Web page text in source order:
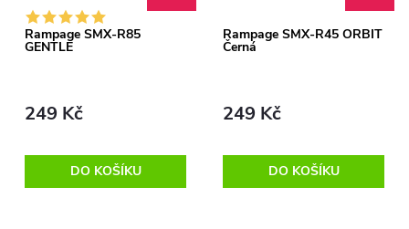
p
o
d
s
o
Rampage SMX-R85
GENTLE
249 Kč
DO KOŠÍKU
Rampage SMX-R45 ORBIT
Černá
249 Kč
DO KOŠÍKU